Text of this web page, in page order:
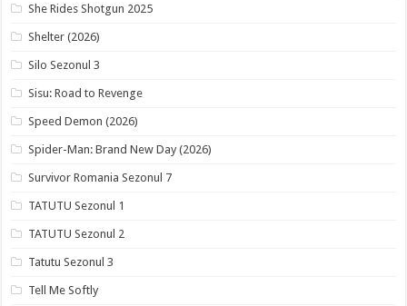
She Rides Shotgun 2025
Shelter (2026)
Silo Sezonul 3
Sisu: Road to Revenge
Speed Demon (2026)
Spider-Man: Brand New Day (2026)
Survivor Romania Sezonul 7
TATUTU Sezonul 1
TATUTU Sezonul 2
Tatutu Sezonul 3
Tell Me Softly